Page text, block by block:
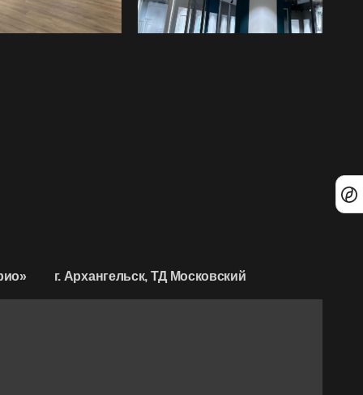
г. Архангельск, ТД Московский